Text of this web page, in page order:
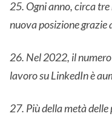
25. Ogni anno, circa
nuova posizione grazie
26. Nel 2022, il
lavoro su LinkedIn è
27. Più della metà